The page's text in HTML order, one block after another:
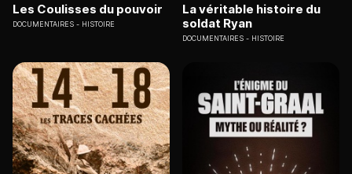
Les Coulisses du pouvoir
DOCUMENTAIRES HISTOIRE
La véritable histoire du
soldat Ryan
DOCUMENTAIRES HISTOIRE